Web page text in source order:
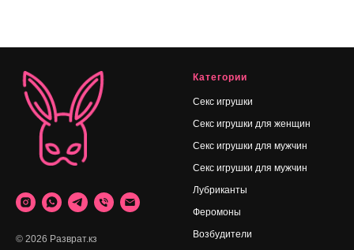
© 2026 Разврат.кз
Категории
Секс игрушки
Секс игрушки для женщин
Секс игрушки для мужчин
Секс игрушки для мужчин
Лубриканты
Феромоны
Возбудители